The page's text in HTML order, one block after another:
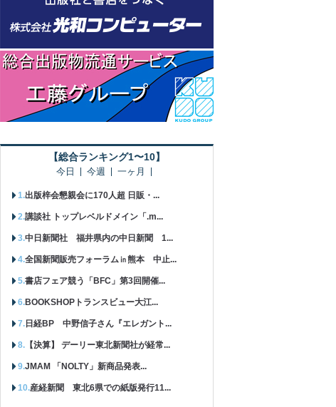
【総合ランキング1〜10】
今日 今週 一ヶ月
出版梓会懇親会に170人超 日販・...
講談社 トップレベルドメイン「.m...
中日新聞社 福井県内の中日新聞 1...
全国新聞販売フォーラム㏌熊本 中止...
書店フェア競う「BFC」第3回開催...
BOOKSHOPトランスビュー大江...
日経BP 中野信子さん『エレガント...
【決算】 デーリー東北新聞社が経常...
JMAM 「NOLTY」新商品発表...
産経新聞 東北6県での紙版発行11...